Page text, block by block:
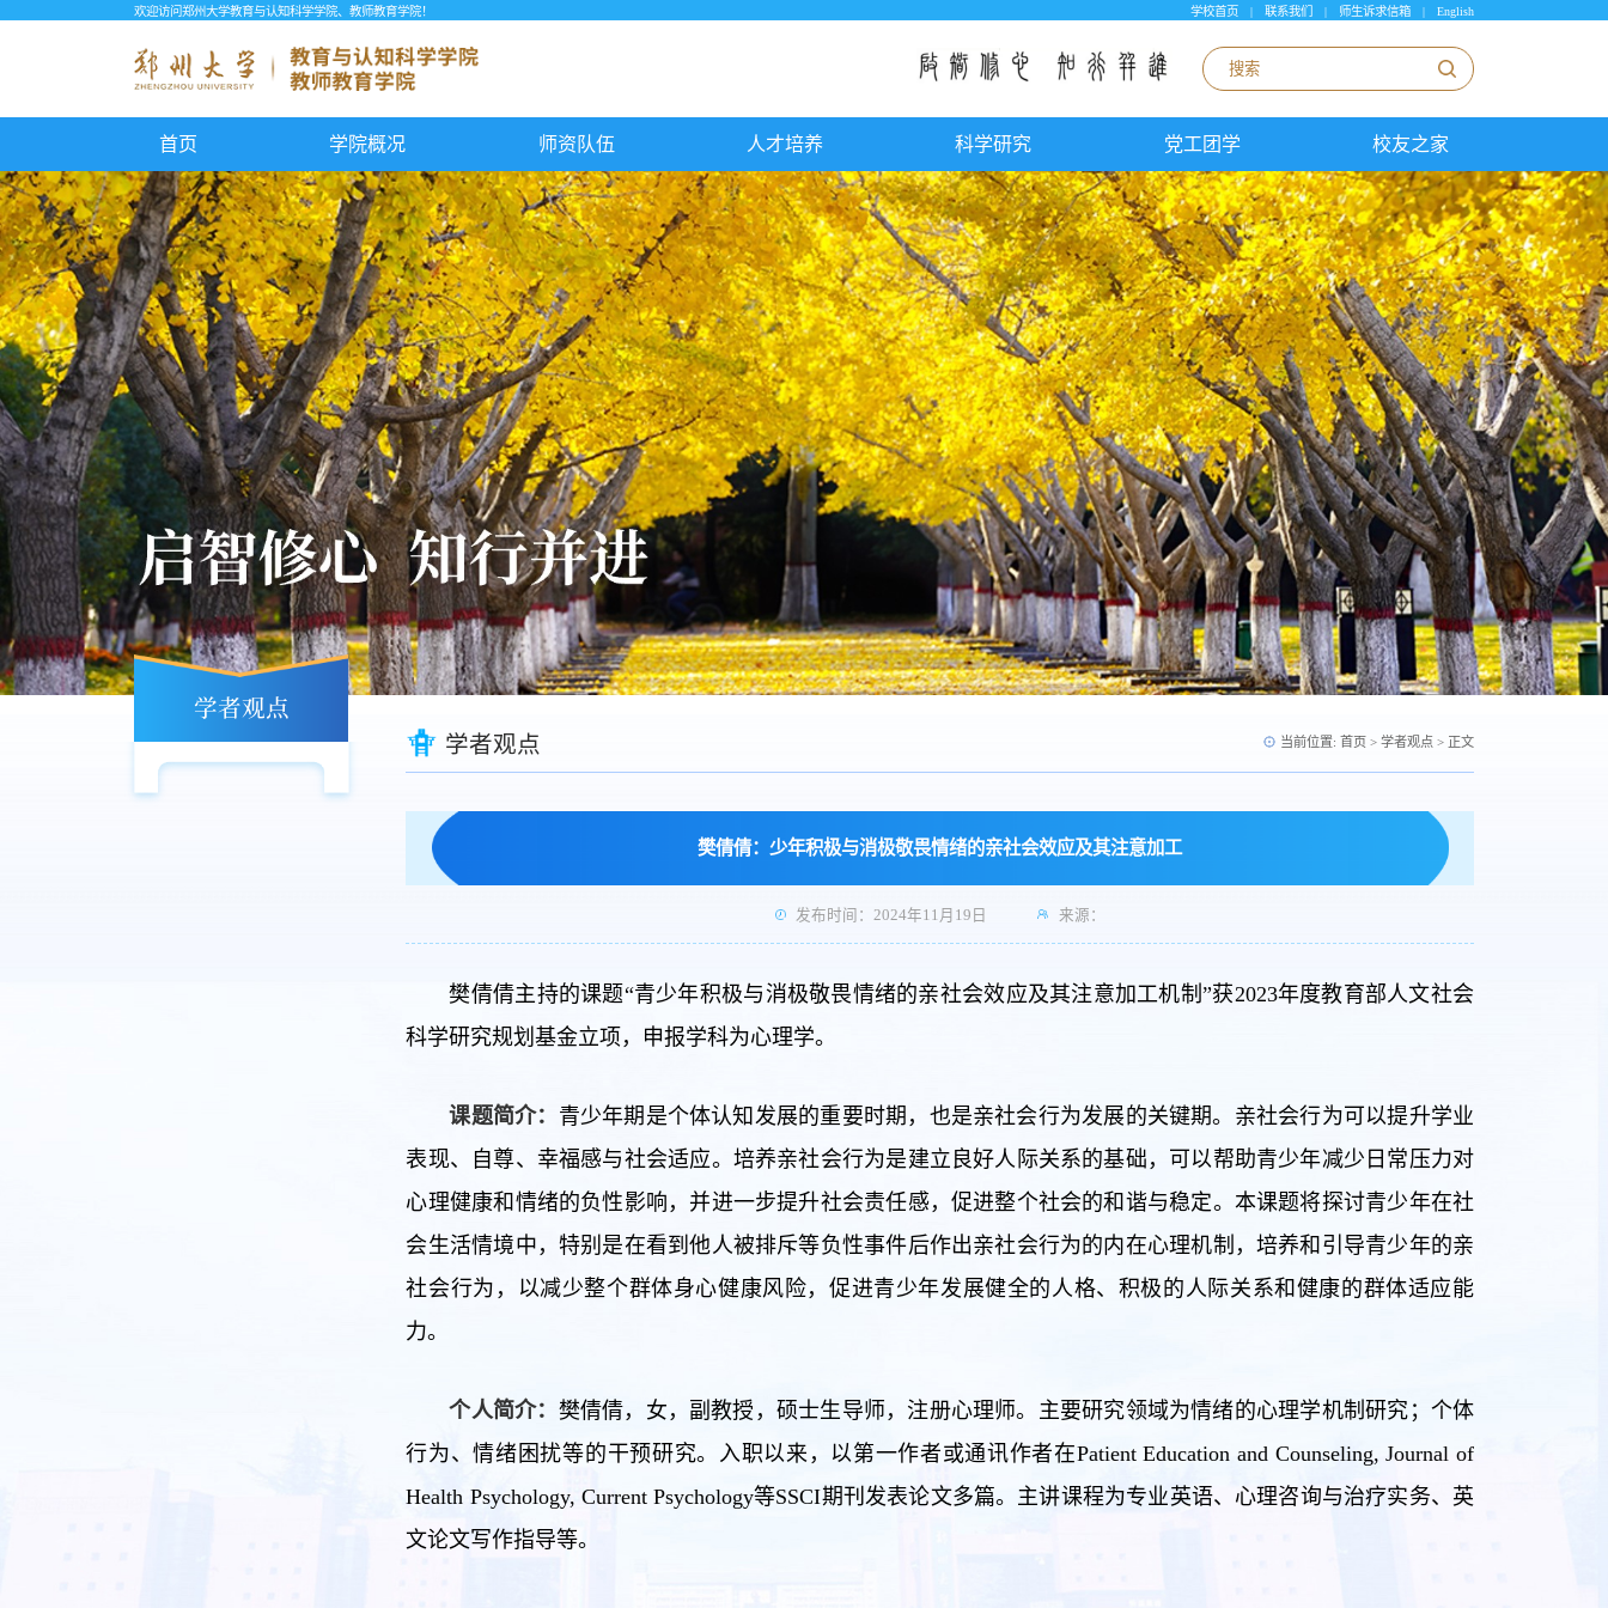
欢迎访问郑州大学教育与认知科学学院、教师教育学院！ 学校首页 | 联系我们 | 师生诉求信箱 | English
首页 学院概况 师资队伍 人才培养 科学研究 党工团学 校友之家
学者观点
学者观点 当前位置: 首页> 学者观点 > 正文
樊倩倩：少年积极与消极敬畏情绪的亲社会效应及其注意加工
发布时间：2024年11月19日 来源：
樊倩倩主持的课题“青少年积极与消极敬畏情绪的亲社会效应及其注意加工机制”获2023年度教育部人文社会
科学研究规划基金立项，申报学科为心理学。
课题简介： 青少年期是个体认知发展的重要时期，也是亲社会行为发展的关键期。亲社会行为可以提升学业
表现、自尊、幸福感与社会适应。培养亲社会行为是建立良好人际关系的基础，可以帮助青少年减少日常压力对
心理健康和情绪的负性影响，并进一步提升社会责任感，促进整个社会的和谐与稳定。本课题将探讨青少年在社
会生活情境中，特别是在看到他人被排斥等负性事件后作出亲社会行为的内在心理机制，培养和引导青少年的亲
社会行为，以减少整个群体身心健康风险，促进青少年发展健全的人格、积极的人际关系和健康的群体适应能
力。
个人简介： 樊倩倩，女，副教授，硕士生导师，注册心理师。主要研究领域为情绪的心理学机制研究；个体
行为、情绪困扰等的干预研究。入职以来，以第一作者或通讯作者在Patient Education and Counseling, Journal of
Health Psychology, Current Psychology等SSCI期刊发表论文多篇。主讲课程为专业英语、心理咨询与治疗实务、英
文论文写作指导等。